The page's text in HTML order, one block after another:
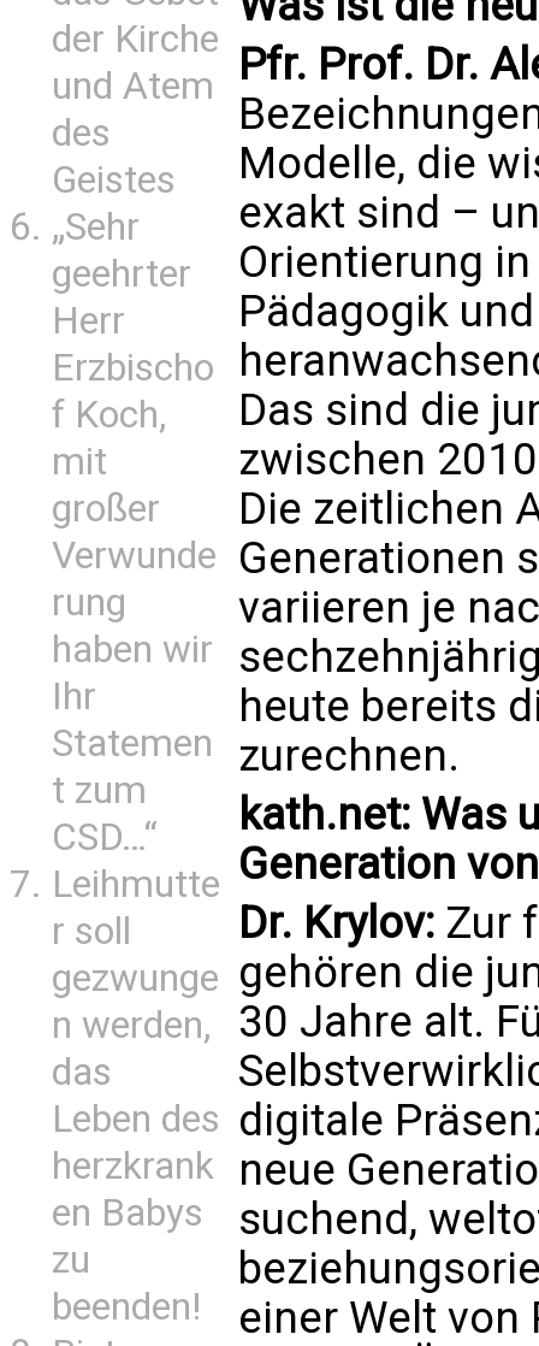
der Kirche
und Atem
des
Geistes
„Sehr
geehrter
Herr
Erzbischo
f Koch,
mit
großer
Verwunde
rung
haben wir
Ihr
Statemen
t zum
CSD…“
Leihmutte
r soll
gezwunge
n werden,
das
Leben des
herzkrank
en Babys
zu
beenden!
Pfr. Prof. Dr.
Modelle, die
exakt sind –
Orientierung
Pädagogik
Das sind die
zwischen
Die zeitlichen
Generationen
variieren je
heute bereits
zurechnen.
kath.net: Was
Generation
Dr. Krylov: Zur
gehören die
30 Jahre alt.
digitale
neue
suchend,
einer Welt von